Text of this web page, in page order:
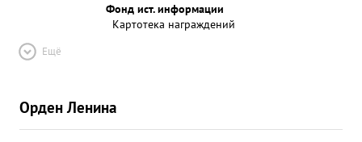
Фонд ист. информации
Картотека награждений
Ещё
Орден Ленина